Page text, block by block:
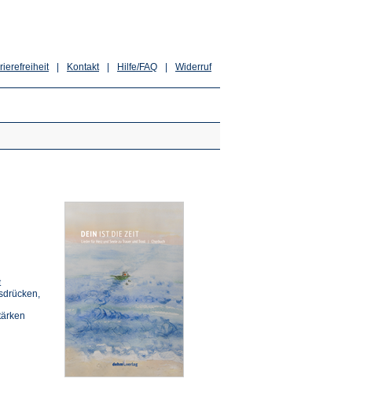
Widerruf
Hilfe/FAQ
Kontakt